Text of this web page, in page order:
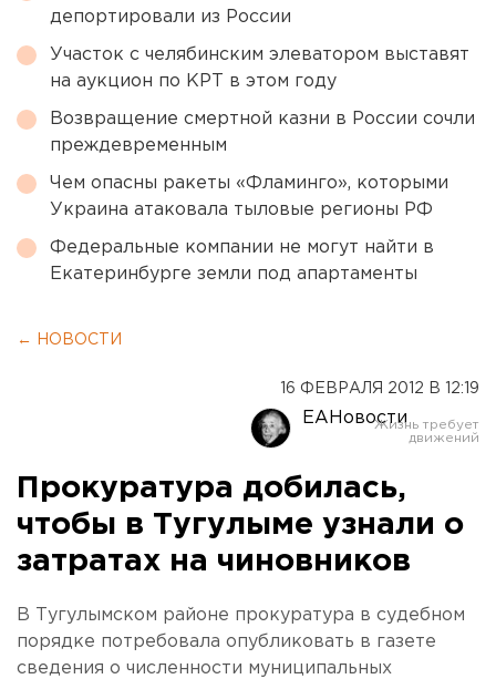
депортировали из России
Участок с челябинским элеватором выставят
на аукцион по КРТ в этом году
Возвращение смертной казни в России сочли
преждевременным
Чем опасны ракеты «Фламинго», которыми
Украина атаковала тыловые регионы РФ
Федеральные компании не могут найти в
Екатеринбурге земли под апартаменты
← НОВОСТИ
16 ФЕВРАЛЯ 2012 В 12:19
ЕАНовости
Прокуратура добилась,
чтобы в Тугулыме узнали о
затратах на чиновников
В Тугулымском районе прокуратура в судебном
порядке потребовала опубликовать в газете
сведения о численности муниципальных